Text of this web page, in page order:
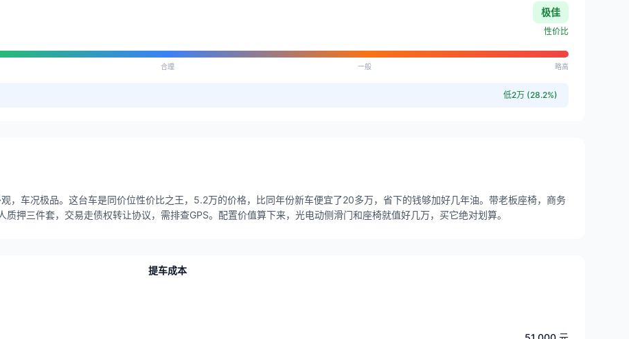
极佳
性价比
合理 一般 略高
低2万 (28.2%)
，车况极品。这台车是同价位性价比之王，5.2万的价格，比同年份新车便宜了20多万，省下的钱够加好几年油。带老板座椅，商务
押三件套，交易走债权转让协议，需排查GPS。配置价值算下来，光电动侧滑门和座椅就值好几万，买它绝对划算。
提车成本